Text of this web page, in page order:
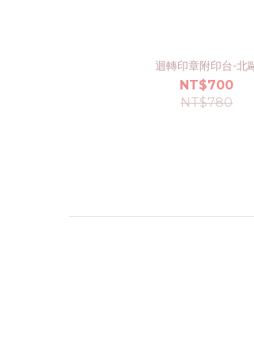
迴轉印章附印台-北
NT$700
NT$780